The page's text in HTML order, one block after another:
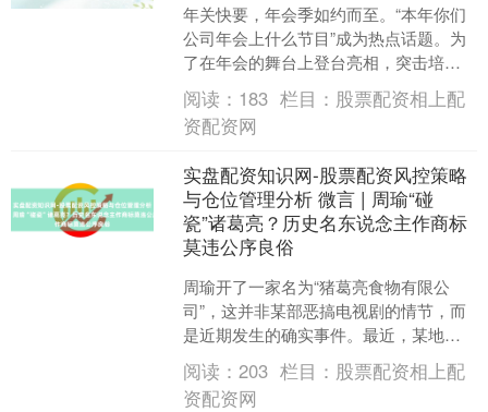
年关快要，年会季如约而至。“本年你们
公司年会上什么节目”成为热点话题。为
了在年会的舞台上登台亮相，突击培
训、加班演练，致使带火了才艺培训机
构，也成为最近的新闻。....
阅读： 183 栏目： 股票配资相上配
资配资网
实盘配资知识网-股票配资风控策略
与仓位管理分析 微言 | 周瑜“碰
瓷”诸葛亮？历史名东说念主作商标
莫违公序良俗
周瑜开了一家名为“猪葛亮食物有限公
司”，这并非某部恶搞电视剧的情节，而
是近期发生的确实事件。最近，某地一
家法定代表东说念主为周瑜、称号登记
为“猪葛亮食物有限公司....
阅读：203 栏目： 股票配资相上配
资配资网